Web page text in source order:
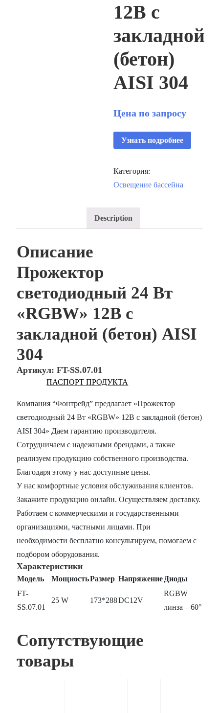
12В с
закладной
(бетон)
AISI 304
Цена по запросу
Узнать подробнее
Категория:
Освещение бассейна
Description
Описание
Прожектор
светодиодный 24 Вт
«RGBW» 12В с
закладной (бетон) AISI
304
Артикул: FT-SS.07.01
ПАСПОРТ ПРОДУКТА
Компания “Фонтрейд” предлагает «Прожектор
светодиодный 24 Вт «RGBW» 12В с закладной (бетон)
AISI 304» Даем гарантию производителя.
Сотрудничаем с надежными брендами, а также
реализуем продукцию собственного производства.
Благодаря этому у нас доступные цены.
У нас комфортные условия обслуживания клиентов.
Закажите продукцию онлайн. Осуществляем доставку.
Работаем с коммерческими и государственными
организациями, частными лицами. При
необходимости бесплатно консультируем, помогаем с
подбором оборудования.
Характеристики
Модель МощностьРазмер Напряжение Диоды
FT-
SS.07.01
25 W 173*288DC12V
RGBW
линза – 60°
Сопутствующие
товары